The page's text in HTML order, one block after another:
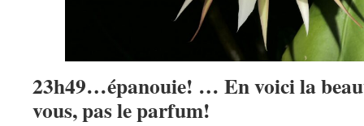
23h49…épanouie! … En voici la
vous, pas le parfum!